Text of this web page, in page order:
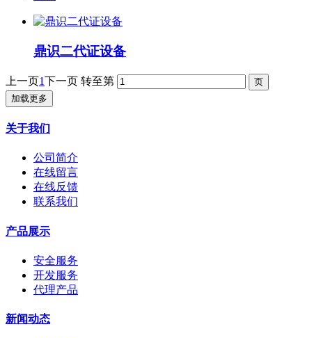
鼎识二代证设备
上一页1下一页 转至第
加载更多
关于我们
公司简介
在线留言
在线反馈
联系我们
产品展示
安全服务
开发服务
代理产品
新闻动态